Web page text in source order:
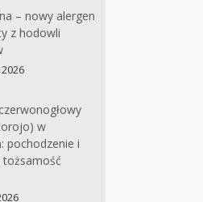
– nowy alergen
z hodowli
w
pochodzenie i
tożsamość